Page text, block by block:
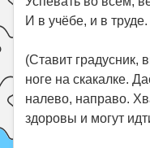
И в учёбе, и в труде.
(Ставит градусник,
ноге на скакалке.
налево, направо.
здоровы и могут